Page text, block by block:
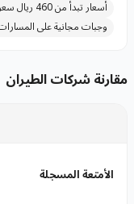
أسعار تبدأ من 460 ريال سعودي
وجبات مجانية على
مقارنة شركات الطيران
الأمتعة المسجلة